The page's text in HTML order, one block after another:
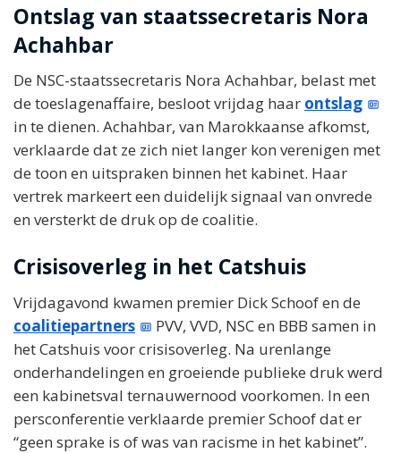
Ontslag van staatssecretaris Nora
Achahbar
De NSC-staatssecretaris Nora Achahbar, belast met
de toeslagenaffaire, besloot vrijdag haar ontslag
in te dienen. Achahbar, van Marokkaanse afkomst,
verklaarde dat ze zich niet langer kon verenigen met
de toon en uitspraken binnen het kabinet. Haar
vertrek markeert een duidelijk signaal van onvrede
en versterkt de druk op de coalitie.
Crisisoverleg in het Catshuis
Vrijdagavond kwamen premier Dick Schoof en de
coalitiepartners
PVV, VVD, NSC en BBB samen in
het Catshuis voor crisisoverleg. Na urenlange
onderhandelingen en groeiende publieke druk werd
een kabinetsval ternauwernood voorkomen. In een
persconferentie verklaarde premier Schoof dat er
“geen sprake is of was van racisme in het kabinet”.